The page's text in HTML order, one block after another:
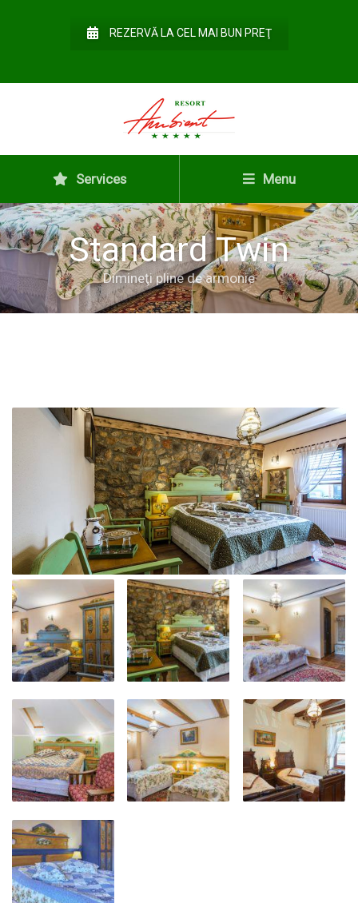
REZERVĂ LA CEL MAI BUN PREŢ
Services Menu
Standard Twin
Dimineţi pline de armonie